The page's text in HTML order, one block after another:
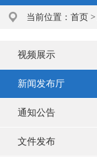
当前位置： 首页 >
视频展示
新闻发布厅
通知公告
文件发布